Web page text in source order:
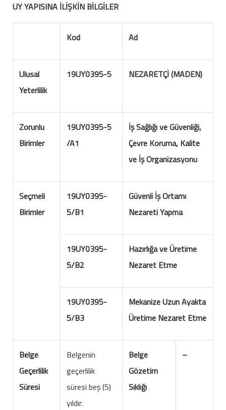
UY YAPISINA İLİŞKİN BİLGİLER
Kod Ad
Ulusal
Yeterlilik
19UY0395-5 NEZARETÇİ (MADEN)
Zorunlu
Birimler
19UY0395-5
/A1
İş Sağlığı ve Güvenliği,
Çevre Koruma, Kalite
ve İş Organizasyonu
Seçmeli
Birimler
19UY0395-
5/B1
Güvenli İş Ortamı
Nezareti Yapma
19UY0395-
5/B2
Hazırlığa ve Üretime
Nezaret Etme
19UY0395-
5/B3
Mekanize Uzun Ayakta
Üretime Nezaret Etme
Belge
Geçerlilik
Süresi
Belgenin
geçerlilik
süresi beş (5)
yıldır.
Belge
Gözetim
Sıklığı
–